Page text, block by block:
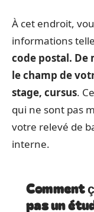
À cet endroit,
informations
code postal. De
le champ de
stage, cursus.
qui ne sont pas
votre relevé de
interne.
Comment
pas un